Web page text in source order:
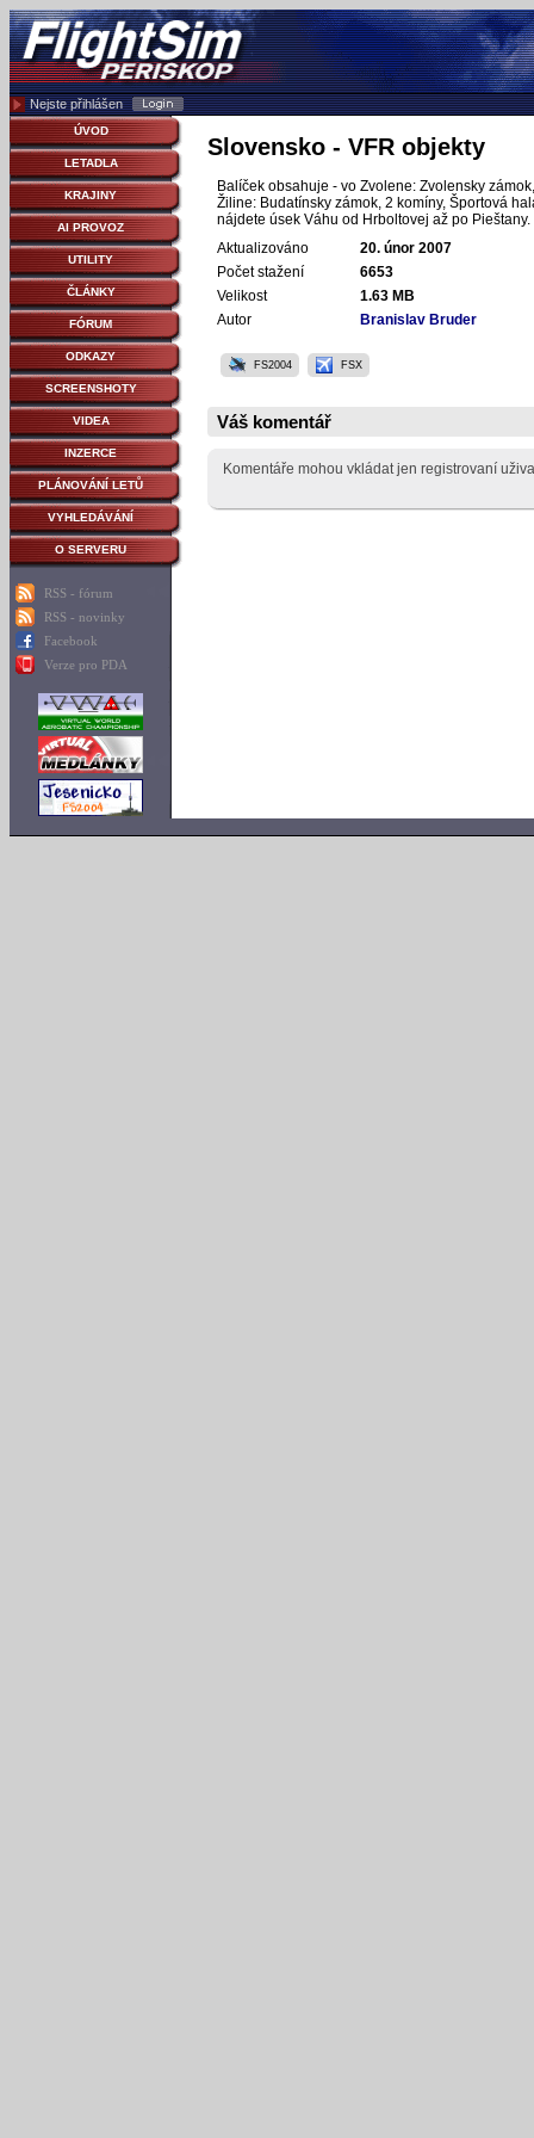
Nejste přihlášen
ÚVOD
LETADLA
KRAJINY
AI PROVOZ
UTILITY
ČLÁNKY
FÓRUM
ODKAZY
SCREENSHOTY
VIDEA
INZERCE
PLÁNOVÁNÍ LETŮ
VYHLEDÁVÁNÍ
O SERVERU
RSS - fórum
RSS - novinky
Facebook
Verze pro PDA
Slovensko - VFR objekty
Balíček obsahuje - vo Zvolene: Zvolensky
Žiline: Budatínsky zámok, 2 komíny, Športová
nájdete úsek Váhu od Hrboltovej až po Pieštany.
Aktualizováno
20. únor 2007
Počet stažení
6653
Velikost
1.63 MB
Autor
Branislav Bruder
FS2004 FSX
Váš komentář
Komentáře mohou vkládat jen registrovaní